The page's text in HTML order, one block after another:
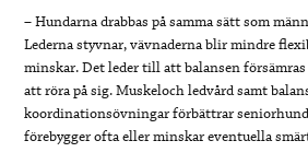
– Hundarna drabbas på samma sätt som
Lederna styvnar, vävnaderna blir mindre
minskar. Det leder till att balansen
att röra på sig. Muskeloch ledvård samt
koordinationsövningar förbättrar
förebygger ofta eller minskar eventuella